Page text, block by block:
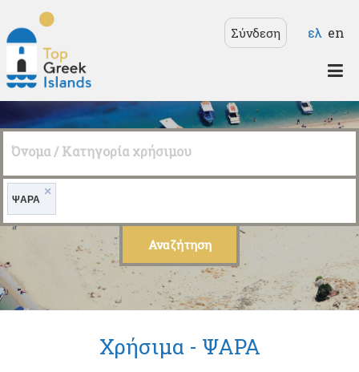
κυρίως περιεχόμενο
Top
Greek
Islands
Σύνδεση ελ en
Όνομα / Κατηγορία χρήσιμου
×
ΨΑΡΑ
Χρήσιμα - ΨΑΡΑ